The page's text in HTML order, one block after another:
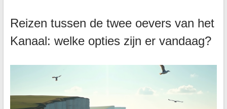
Reizen tussen de twee oevers van het
Kanaal: welke opties zijn er vandaag?